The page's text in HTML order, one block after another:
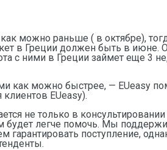
можно раньше ( в октябре),
в Греции должен быть в
с ними в Греции займет еще
как можно быстрее, — EUeasy
EUeasy).
не только в
легче помочь. Мы
поступление,